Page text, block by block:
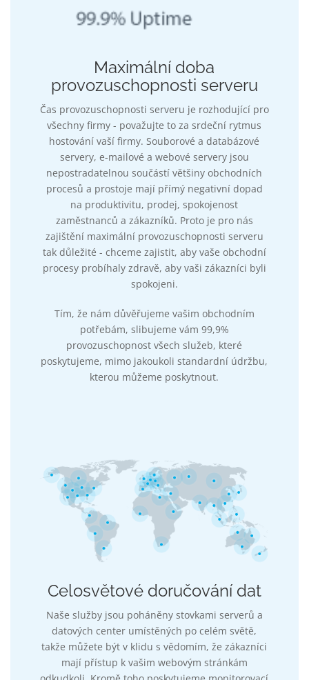
Maximální doba
provozuschopnosti serveru
Čas provozuschopnosti serveru je rozhodující pro
všechny firmy - považujte to za srdeční rytmus
hostování vaší firmy. Souborové a databázové
servery, e-mailové a webové servery jsou
nepostradatelnou součástí většiny obchodních
procesů a prostoje mají přímý negativní dopad
na produktivitu, prodej, spokojenost
zaměstnanců a zákazníků. Proto je pro nás
zajištění maximální provozuschopnosti serveru
tak důležité - chceme zajistit, aby vaše obchodní
procesy probíhaly zdravě, aby vaši zákazníci byli
spokojeni.
Tím, že nám důvěřujeme vašim obchodním
potřebám, slibujeme vám 99,9%
provozuschopnost všech služeb, které
poskytujeme, mimo jakoukoli standardní údržbu,
kterou můžeme poskytnout.
Celosvětové doručování dat
Naše služby jsou poháněny stovkami serverů a
datových center umístěných po celém světě,
takže můžete být v klidu s vědomím, že zákazníci
mají přístup k vašim webovým stránkám